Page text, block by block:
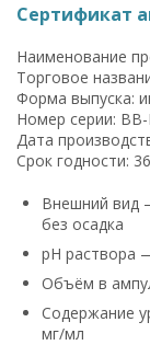
Сертификат
Наименование
Торговое
Форма выпуска:
Номер серии: BB-
Дата
Срок годности:
Внешний вид
без осадка
рН раствора
Объём в
Содержание
мг/мл